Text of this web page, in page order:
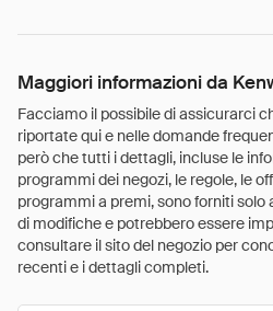
Maggiori informazioni da
Facciamo il possibile di assicurarci
riportate qui e nelle domande
però che tutti i dettagli, incluse le
programmi dei negozi, le regole, le
programmi a premi, sono forniti solo
di modifiche e potrebbero essere
consultare il sito del negozio per
recenti e i dettagli completi.